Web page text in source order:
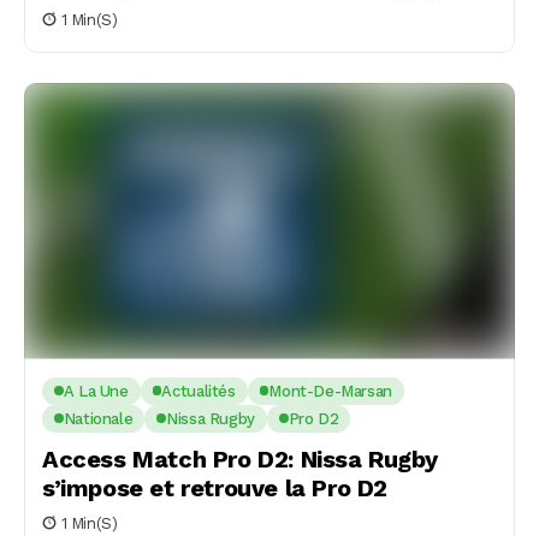
1 Min(s)
A La Une Actualités
Mont-De-Marsan
Nationale
Nissa Rugby Pro D2
Access Match Pro D2: Nissa Rugby
s’impose et retrouve la Pro D2
1 Min(s)